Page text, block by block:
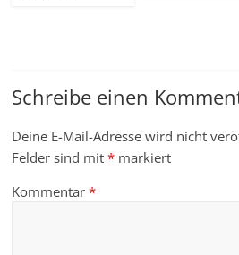
Schreibe einen
Deine E-Mail-Adresse wird nicht
Felder sind mit* markiert
Kommentar*